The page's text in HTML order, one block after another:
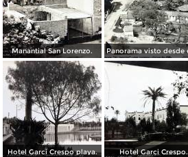
Manantial San Lorenzo.
Hotel Garci Crespo playa. Hotel Garci Crespo.